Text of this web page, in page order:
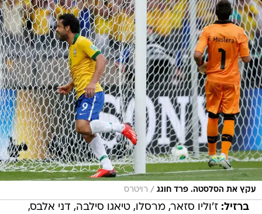
עקץ את הסלסטה. פרד חוגג / רויטרס
ברזיל: ז'וליו סזאר, מרסלו, טיאגו סילבה, דני אלבס,